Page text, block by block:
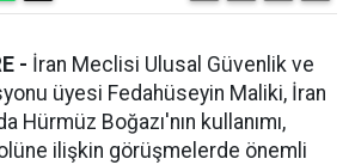
- İran Meclisi Ulusal Güvenlik ve
üyesi Fedahüseyin Maliki, İran
Hürmüz Boğazı'nın kullanımı,
ilişkin görüşmelerde önemli